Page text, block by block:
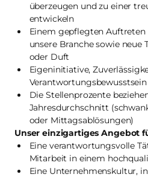
überzeugen und zu einer
entwickeln
Einem gepflegten
unsere Branche sowie neue
oder Duft
Eigeninitiative,
Die Stellenprozente
Jahresdurchschnitt
oder Mittagsablösungen)
Unser einzigartiges Angebot
Eine verantwortungsvolle
Mitarbeit in einem
Eine Unternehmenskultur,